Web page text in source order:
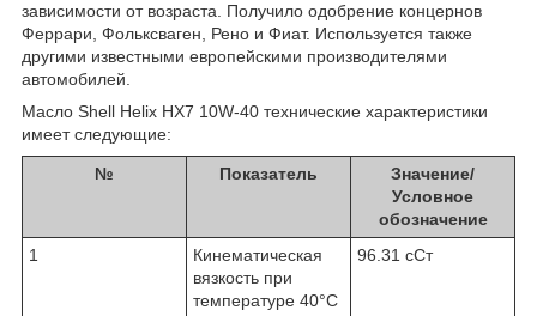
зависимости от возраста. Получило одобрение концернов
Феррари, Фольксваген, Рено и Фиат. Используется также
другими известными европейскими производителями
автомобилей.
Масло Shell Helix HX7 10W-40 технические характеристики
имеет следующие:
№ Показатель
Значение/
Условное
обозначение
1
Кинематическая
вязкость при
температуре 40°C
96.31 сСт